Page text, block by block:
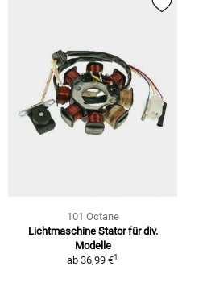
101 Octane
Lichtmaschine Stator für div.
Modelle
ab 36,99 €1